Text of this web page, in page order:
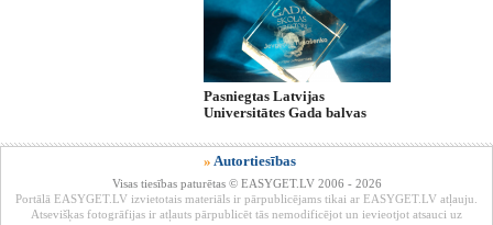
Pasniegtas Latvijas
Universitātes Gada balvas
» Autortiesības
Visas tiesības paturētas © EASYGET.LV 2006 - 2026
Portālā EASYGET.LV izvietotais materiāls ir pārpublicējams tikai ar EASYGET.LV atļauju.
Atsevišķas fotogrāfijas ir atļauts pārpublicēt tās nemodificējot un ievieotjot atsauci uz